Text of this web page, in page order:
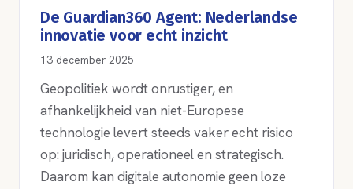
De Guardian360 Agent: Nederlandse
innovatie voor echt inzicht
13 december 2025
Geopolitiek wordt onrustiger, en
afhankelijkheid van niet-Europese
technologie levert steeds vaker echt risico
op: juridisch, operationeel en strategisch.
Daarom kan digitale autonomie geen loze